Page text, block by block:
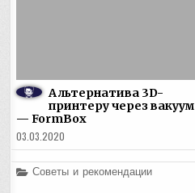
Альтернатива 3D-
принтеру через вакуум
— FormBox
03.03.2020
Posted
Советы и рекомендации